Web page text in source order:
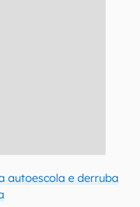
autoescola e derruba